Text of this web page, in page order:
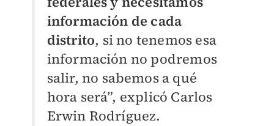
información de cada
distrito, si no tenemos esa
información no podremos
salir, no sabemos a qué
hora será”, explicó Carlos
Erwin Rodríguez.